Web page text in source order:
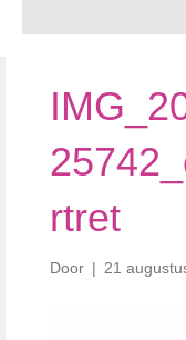
rtret
Door | 21